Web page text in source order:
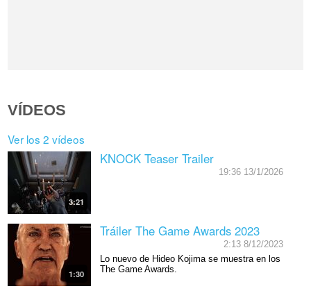
VÍDEOS
Ver los 2 vídeos
3:21
KNOCK Teaser Trailer
19:36 13/1/2026
1:30
Tráiler The Game Awards 2023
2:13 8/12/2023
Lo nuevo de Hideo Kojima se muestra en los
The Game Awards.